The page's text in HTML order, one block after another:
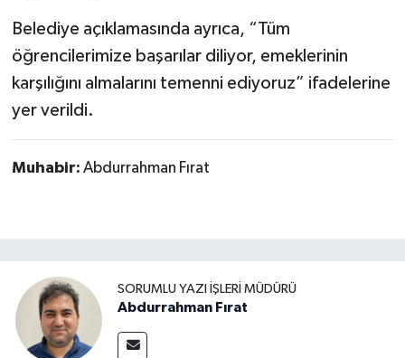
Belediye açıklamasında ayrıca, “Tüm
öğrencilerimize başarılar diliyor, emeklerinin
karşılığını almalarını temenni ediyoruz” ifadelerine
yer verildi.
Muhabir: Abdurrahman Fırat
SORUMLU YAZI İŞLERI MÜDÜRÜ
Abdurrahman Fırat